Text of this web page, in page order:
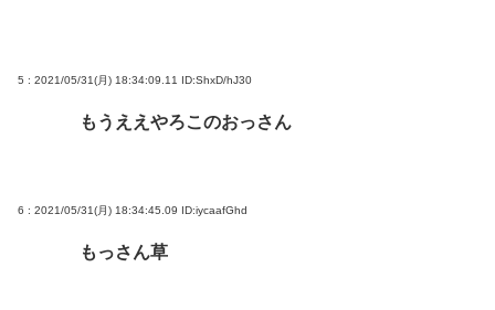
5 : 2021/05/31(月) 18:34:09.11 ID:ShxD/hJ30
もうええやろこのおっさん
6 : 2021/05/31(月) 18:34:45.09 ID:iycaafGhd
もっさん草